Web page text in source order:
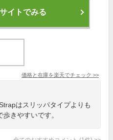
イトでみる
価格と在庫を楽天でチェック >>
はスリッパタイプよりも
きやすいです。